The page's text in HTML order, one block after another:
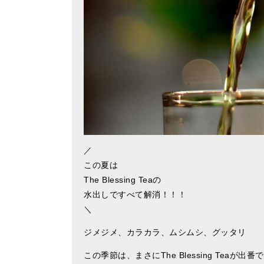
／
この夏は
The Blessing Teaの
水出しですべて解消！！！
＼
ジメジメ、カラカラ、ムシムシ、グッタリ
この季節は、まさにThe Blessing Teaが出番